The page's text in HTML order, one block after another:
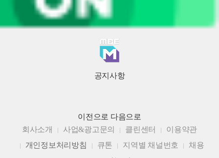
공지사항
이전으로 다음으로
회사소개
사업&광고문의 클린센터
이용약관
개인정보처리방침
큐톤 지역별 채널번호
채용